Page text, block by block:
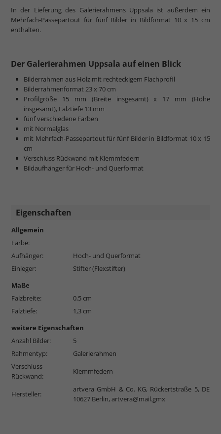
In der Lieferung des Galerierahmens Uppsala ist außerdem ein
Mehrfach-Passepartout für fünf Bilder in Bildformat 10 x 15 cm
enthalten.
Der Galerierahmen Uppsala auf einen Blick
Bilderrahmen aus Holz mit rechteckigem Flachprofil
Bilderrahmenformat 23 x 70 cm
Profilgröße 15 mm (Breite insgesamt) x 17 mm (Höhe
insgesamt), Falztiefe 13 mm
fünf verschiedene Farben
mit Normalglas
mit Mehrfach-Passepartout für fünf Bilder in Bildformat 10 x 15
cm
Verschluss Rückwand mit Klemmfedern
Bildaufhänger für Hoch- und Querformat
Eigenschaften
Allgemein
Farbe:
Aufhänger:
Hoch- und Querformat
Einleger:
Stifter (Flexstifter)
Maße
Falzbreite:
0,5 cm
Falztiefe:
1,3 cm
weitere Eigenschaften
Anzahl Bilder:
5
Rahmentyp:
Galerierahmen
Verschluss
Rückwand:
Klemmfedern
Hersteller:
artvera GmbH & Co. KG, Rückertstraße 5, DE
10627 Berlin,artvera@mail.gmx